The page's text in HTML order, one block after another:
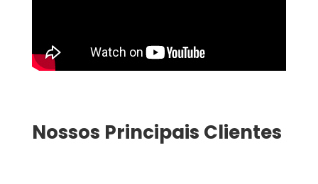
Nossos Principais Clientes